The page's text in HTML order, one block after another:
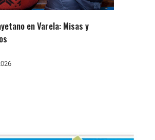
en Varela: Misas y